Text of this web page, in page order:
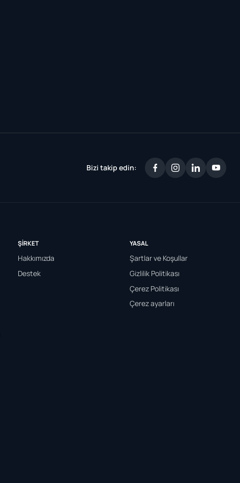
Bizi takip edin:
ŞIRKET
Hakkımızda
Destek
YASAL
Şartlar ve Koşullar
Gizlilik Politikası
Çerez Politikası
Çerez ayarları